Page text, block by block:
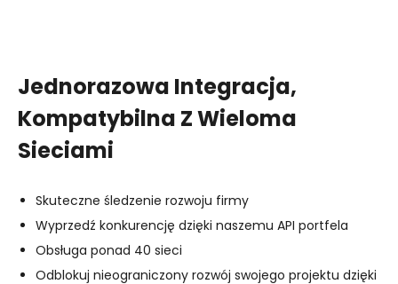
Jednorazowa Integracja,
Kompatybilna Z Wieloma
Sieciami
Skuteczne śledzenie rozwoju firmy
Wyprzedź konkurencję dzięki naszemu API portfela
Obsługa ponad 40 sieci
Odblokuj nieograniczony rozwój swojego projektu dzięki